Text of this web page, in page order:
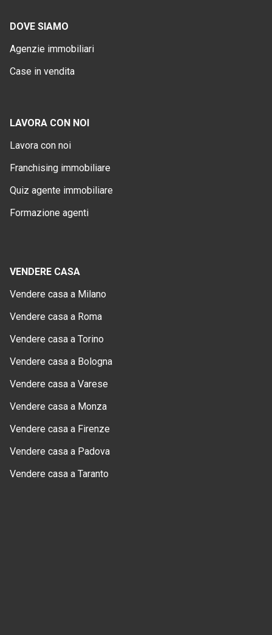
DOVE SIAMO
Agenzie immobiliari
Case in vendita
LAVORA CON NOI
Lavora con noi
Franchising immobiliare
Quiz agente immobiliare
Formazione agenti
VENDERE CASA
Vendere casa a Milano
Vendere casa a Roma
Vendere casa a Torino
Vendere casa a Bologna
Vendere casa a Varese
Vendere casa a Monza
Vendere casa a Firenze
Vendere casa a Padova
Vendere casa a Taranto